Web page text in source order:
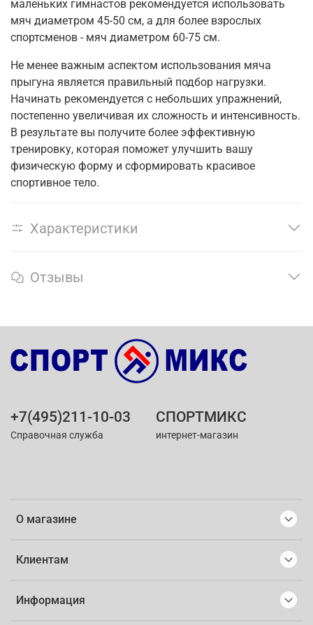
маленьких гимнастов рекомендуется использовать
мяч диаметром 45-50 см, а для более взрослых
спортсменов - мяч диаметром 60-75 см.
Не менее важным аспектом использования мяча
прыгуна является правильный подбор нагрузки.
Начинать рекомендуется с небольших упражнений,
постепенно увеличивая их сложность и интенсивность.
В результате вы получите более эффективную
тренировку, которая поможет улучшить вашу
физическую форму и сформировать красивое
спортивное тело.
Характеристики
Отзывы
О магазине
Клиентам
Информация
+7(495)211-10-03
Справочная служба
СПОРТМИКС
интернет-магазин